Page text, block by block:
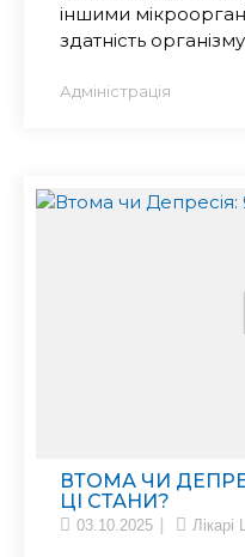
іншими
здатність
Адміністрація
ВТОМА ЧИ
ЦІ СТАНИ?
03.10.2025